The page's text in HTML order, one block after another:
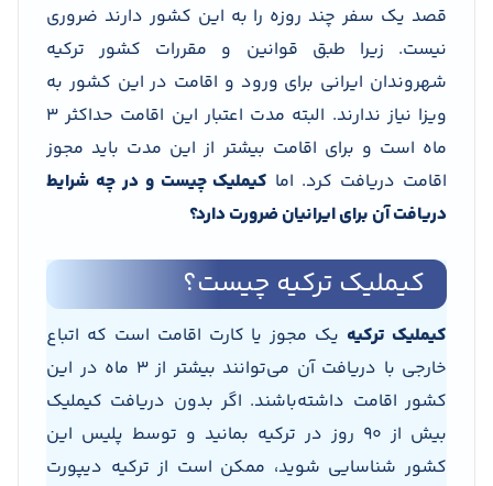
قصد یک سفر چند روزه را به این کشور دارند ضروری
نیست. زیرا طبق قوانین و مقررات کشور ترکیه
شهروندان ایرانی برای ورود و اقامت در این کشور به
ویزا نیاز ندارند. البته مدت اعتبار این اقامت حداکثر 3
ماه است و برای اقامت بیشتر از این مدت باید مجوز
اقامت دریافت کرد. اما کیملیک چیست و در چه شرایط
دریافت آن برای ایرانیان ضرورت دارد؟
کیملیک ترکیه چیست؟
کیملیک ترکیه یک مجوز یا کارت اقامت است که اتباع
خارجی با دریافت آن می‌توانند بیشتر از 3 ماه در این
کشور اقامت داشته‌باشند. اگر بدون دریافت کیملیک
بیش از 90 روز در ترکیه بمانید و توسط پلیس این
کشور شناسایی شوید، ممکن است از ترکیه دیپورت